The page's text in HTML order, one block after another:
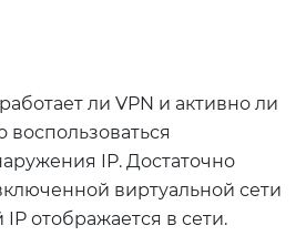
ли VPN и активно ли
IP. Достаточно
виртуальной сети
отображается в сети.